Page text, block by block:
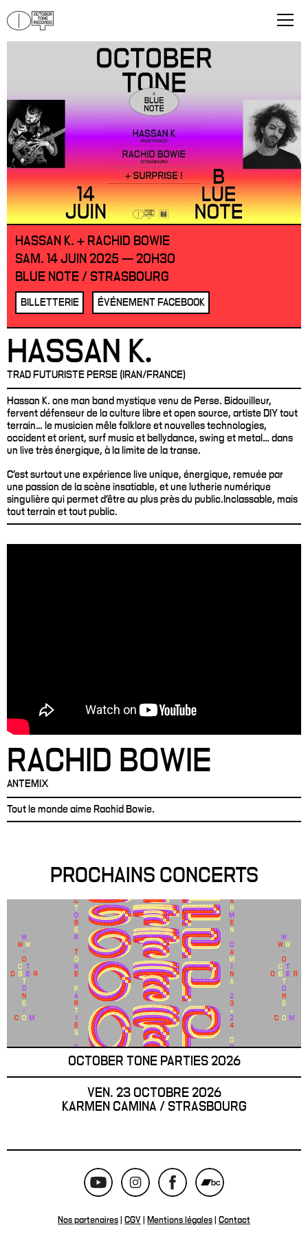
HASSAN K. + RACHID BOWIE
SAM. 14 JUIN 2025 — 20H30
BLUE NOTE / STRASBOURG
BILLETTERIE ÉVÉNEMENT FACEBOOK
HASSAN K.
TRAD FUTURISTE PERSE (IRAN/FRANCE)
Hassan K. one man band mystique venu de Perse. Bidouilleur,
fervent défenseur de la culture libre et open source, artiste DIY tout
terrain… le musicien mêle folklore et nouvelles technologies,
occident et orient, surf music et bellydance, swing et metal… dans
un live très énergique, à la limite de la transe.
C'est surtout une expérience live unique, énergique, remuée par
une passion de la scène insatiable, et une lutherie numérique
singulière qui permet d'être au plus près du public.Inclassable, mais
tout terrain et tout public.
RACHID BOWIE
ANTEMIX
Tout le monde aime Rachid Bowie.
PROCHAINS CONCERTS
OCTOBER TONE PARTIES 2026
VEN. 23 OCTOBRE 2026
KARMEN CAMINA / STRASBOURG
Nos partenaires CGV Mentions légales Contact